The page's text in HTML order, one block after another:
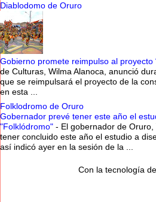
Diablodomo de Oruro
Gobierno promete reimpulso al proyecto
de Culturas, Wilma Alanoca, anunció
que se reimpulsará el proyecto de la
en esta ...
Folklodromo de Oruro
Gobernador prevé tener este año el
"Folklódromo" - El gobernador de
tener concluido este año el estudio a
así indicó ayer en la sesión de la ...
Con la tecnología de